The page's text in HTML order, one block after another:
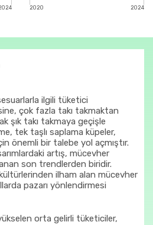
2020 2024
ilgili tüketici
çok fazla takı takmaktan
şık takı takmaya geçişle
tek taşlı saplama küpeler,
önemli bir talebe yol açmıştır.
artış, mücevher
son trendlerden biridir.
ilham alan mücevher
pazarı yönlendirmesi
orta gelirli tüketiciler,